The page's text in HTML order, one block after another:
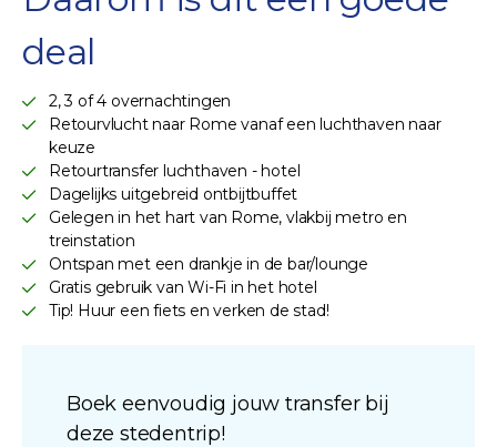
deal
2, 3 of 4 overnachtingen
Retourvlucht naar Rome vanaf een luchthaven naar
keuze
Retourtransfer luchthaven - hotel
Dagelijks uitgebreid ontbijtbuffet
Gelegen in het hart van Rome, vlakbij metro en
treinstation
Ontspan met een drankje in de bar/lounge
Gratis gebruik van Wi-Fi in het hotel
Tip! Huur een fiets en verken de stad!
Boek eenvoudig jouw transfer bij
deze stedentrip!